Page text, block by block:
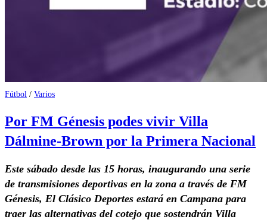
Fútbol / Varios
Por FM Génesis podes vivir Villa
Dálmine-Brown por la Primera Nacional
Este sábado desde las 15 horas, inaugurando una serie
de transmisiones deportivas en la zona a través de FM
Génesis, El Clásico Deportes estará en Campana para
traer las alternativas del cotejo que sostendrán Villa